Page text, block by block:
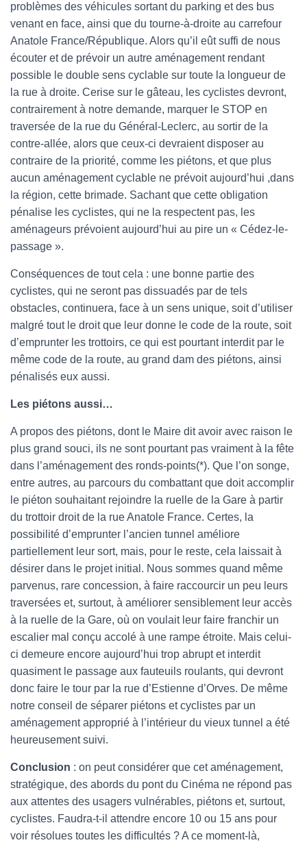
problèmes des véhicules sortant du parking et des bus
venant en face, ainsi que du tourne-à-droite au carrefour
Anatole France/République. Alors qu’il eût suffi de nous
écouter et de prévoir un autre aménagement rendant
possible le double sens cyclable sur toute la longueur de
la rue à droite. Cerise sur le gâteau, les cyclistes devront,
contrairement à notre demande, marquer le STOP en
traversée de la rue du Général-Leclerc, au sortir de la
contre-allée, alors que ceux-ci devraient disposer au
contraire de la priorité, comme les piétons, et que plus
aucun aménagement cyclable ne prévoit aujourd’hui ,dans
la région, cette brimade. Sachant que cette obligation
pénalise les cyclistes, qui ne la respectent pas, les
aménageurs prévoient aujourd’hui au pire un « Cédez-le-
passage ».
Conséquences de tout cela : une bonne partie des
cyclistes, qui ne seront pas dissuadés par de tels
obstacles, continuera, face à un sens unique, soit d’utiliser
malgré tout le droit que leur donne le code de la route, soit
d’emprunter les trottoirs, ce qui est pourtant interdit par le
même code de la route, au grand dam des piétons, ainsi
pénalisés eux aussi.
Les piétons aussi…
A propos des piétons, dont le Maire dit avoir avec raison le
plus grand souci, ils ne sont pourtant pas vraiment à la fête
dans l’aménagement des ronds-points(*). Que l’on songe,
entre autres, au parcours du combattant que doit accomplir
le piéton souhaitant rejoindre la ruelle de la Gare à partir
du trottoir droit de la rue Anatole France. Certes, la
possibilité d’emprunter l’ancien tunnel améliore
partiellement leur sort, mais, pour le reste, cela laissait à
désirer dans le projet initial. Nous sommes quand même
parvenus, rare concession, à faire raccourcir un peu leurs
traversées et, surtout, à améliorer sensiblement leur accès
à la ruelle de la Gare, où on voulait leur faire franchir un
escalier mal conçu accolé à une rampe étroite. Mais celui-
ci demeure encore aujourd’hui trop abrupt et interdit
quasiment le passage aux fauteuils roulants, qui devront
donc faire le tour par la rue d’Estienne d’Orves. De même
notre conseil de séparer piétons et cyclistes par un
aménagement approprié à l’intérieur du vieux tunnel a été
heureusement suivi.
Conclusion : on peut considérer que cet aménagement,
stratégique, des abords du pont du Cinéma ne répond pas
aux attentes des usagers vulnérables, piétons et, surtout,
cyclistes. Faudra-t-il attendre encore 10 ou 15 ans pour
voir résolues toutes les difficultés ? A ce moment-là,